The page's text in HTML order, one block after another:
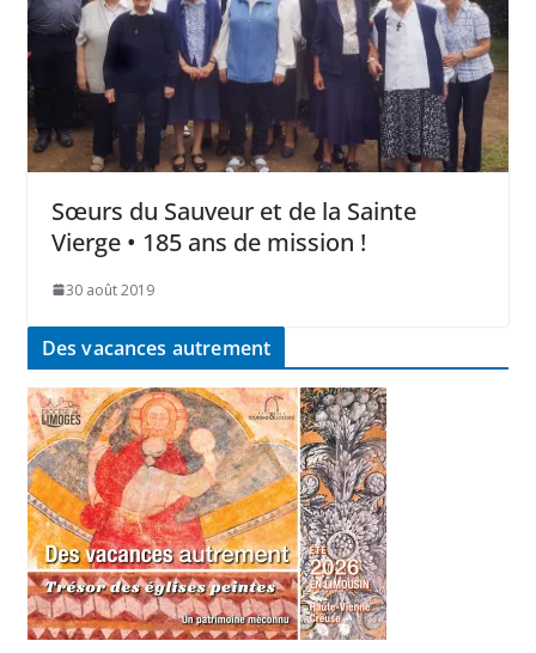
Sœurs du Sauveur et de la Sainte
Vierge • 185 ans de mission !
30 août 2019
Des vacances autrement